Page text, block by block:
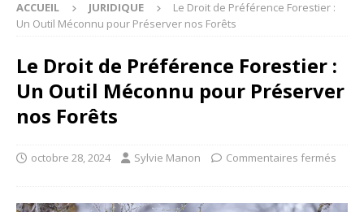
ACCUEIL JURIDIQUE
Le Droit de Préférence Forestier :
Un Outil Méconnu pour Préserver nos Forêts
Le Droit de Préférence Forestier :
Un Outil Méconnu pour Préserver
nos Forêts
octobre 28, 2024 Sylvie Manon Commentaires fermés